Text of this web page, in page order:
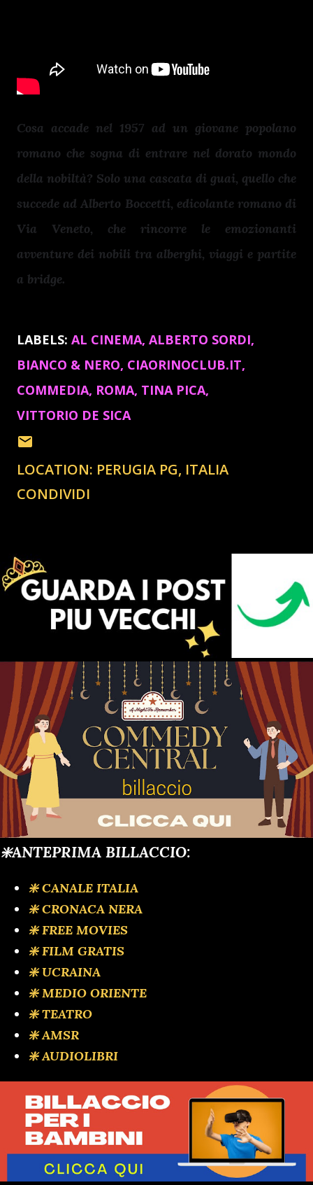
Cosa accade nel 1957 ad un giovane popolano
romano che sogna di entrare nel dorato mondo
della nobiltà? Solo una cascata di guai, quello che
succede ad Alberto Boccetti, edicolante romano di
Via Veneto, che rincorre le emozionanti
avventure dei nobili tra alberghi, viaggi e partite
a bridge.
LABELS: AL CINEMA ALBERTO SORDI
BIANCO & NERO CIAORINOCLUB.IT
COMMEDIA ROMA TINA PICA
VITTORIO DE SICA
LOCATION: PERUGIA PG, ITALIA
CONDIVIDI
❇️ANTEPRIMA BILLACCIO:
❇️ CANALE ITALIA
❇️ CRONACA NERA
❇️ FREE MOVIES
❇️ FILM GRATIS
❇️ UCRAINA
❇️ MEDIO ORIENTE
❇️ TEATRO
❇️ AMSR
❇️ AUDIOLIBRI